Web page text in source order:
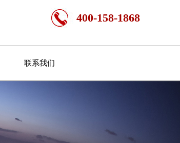
400-158-1868
联系我们